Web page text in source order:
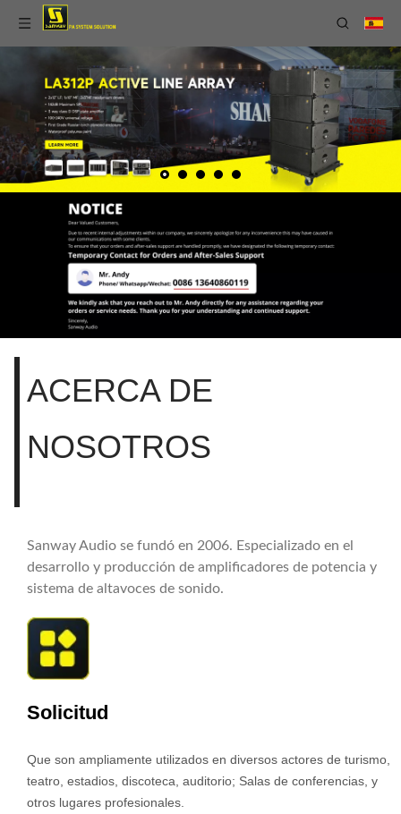
ACERCA DE
NOSOTROS
Sanway Audio se fundó en 2006. Especializado en el
desarrollo y producción de amplificadores de potencia y
sistema de altavoces de sonido.
Solicitud
Que son ampliamente utilizados en diversos actores de turismo,
teatro, estadios, discoteca, auditorio; Salas de conferencias, y
otros lugares profesionales.